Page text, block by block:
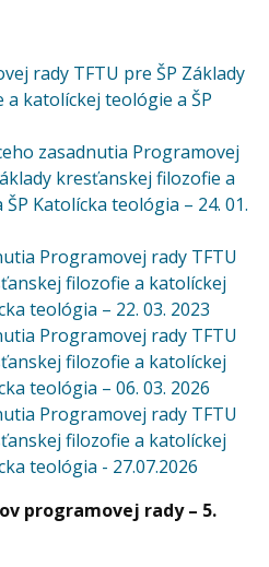
rady TFTU pre ŠP Základy
katolíckej teológie a ŠP
zasadnutia Programovej
kresťanskej filozofie a
Katolícka teológia – 24. 01.
Programovej rady TFTU
filozofie a katolíckej
teológia – 22. 03. 2023
Programovej rady TFTU
filozofie a katolíckej
teológia – 06. 03. 2026
Programovej rady TFTU
filozofie a katolíckej
teológia - 27.07.2026
programovej rady – 5.